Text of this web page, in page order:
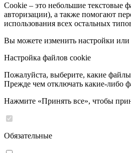
Cookie – это небольшие текстовые
авторизации), а также помогают
использования всех остальных
Вы можете изменить настройки или
Настройка файлов cookie
Пожалуйста, выберите, какие файлы
Прежде чем отключать какие-либо
Нажмите «Принять все», чтобы
Обязательные